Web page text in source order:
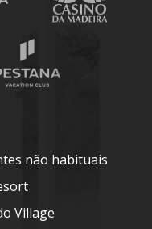
não habituais
Village